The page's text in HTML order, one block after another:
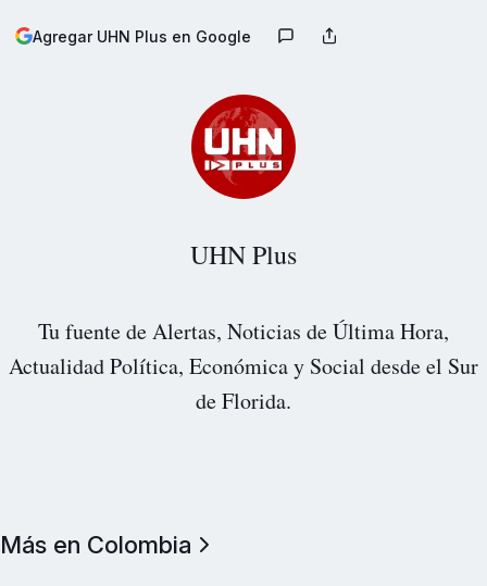
Agregar UHN Plus en Google
UHN Plus
Tu fuente de Alertas, Noticias de Última Hora,
Actualidad Política, Económica y Social desde el Sur
de Florida.
Más en Colombia